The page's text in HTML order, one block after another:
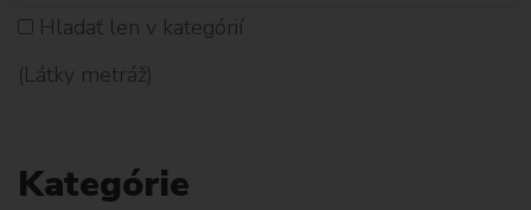
D
Hladať len v kategórií
(Látky metráž)
Kategórie